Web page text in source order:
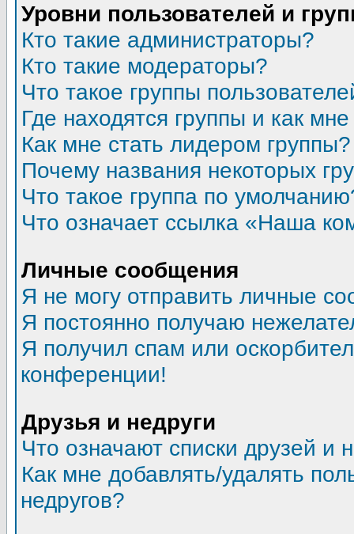
Уровни пользователей и
Кто такие администраторы?
Кто такие модераторы?
Что такое группы
Где находятся группы и как
Как мне стать лидером группы?
Почему названия некоторых
Что такое группа по
Что означает ссылка «Наша
Личные сообщения
Я не могу отправить личные
Я постоянно получаю
Я получил спам или
конференции!
Друзья и недруги
Что означают списки друзей и
Как мне добавлять/удалять
недругов?